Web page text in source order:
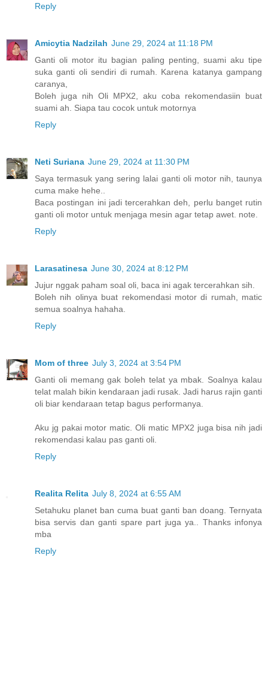
Reply
Amicytia Nadzilah June 29, 2024 at 11:18 PM
Ganti oli motor itu bagian paling penting, suami aku tipe
suka ganti oli sendiri di rumah. Karena katanya gampang
caranya,
Boleh juga nih Oli MPX2, aku coba rekomendasiin buat
suami ah. Siapa tau cocok untuk motornya
Reply
Neti Suriana June 29, 2024 at 11:30 PM
Saya termasuk yang sering lalai ganti oli motor nih, taunya
cuma make hehe..
Baca postingan ini jadi tercerahkan deh, perlu banget rutin
ganti oli motor untuk menjaga mesin agar tetap awet. note.
Reply
Larasatinesa June 30, 2024 at 8:12 PM
Jujur nggak paham soal oli, baca ini agak tercerahkan sih.
Boleh nih olinya buat rekomendasi motor di rumah, matic
semua soalnya hahaha.
Reply
Mom of three July 3, 2024 at 3:54 PM
Ganti oli memang gak boleh telat ya mbak. Soalnya kalau
telat malah bikin kendaraan jadi rusak. Jadi harus rajin ganti
oli biar kendaraan tetap bagus performanya.
Aku jg pakai motor matic. Oli matic MPX2 juga bisa nih jadi
rekomendasi kalau pas ganti oli.
Reply
Realita Relita July 8, 2024 at 6:55 AM
Setahuku planet ban cuma buat ganti ban doang. Ternyata
bisa servis dan ganti spare part juga ya.. Thanks infonya
mba
Reply